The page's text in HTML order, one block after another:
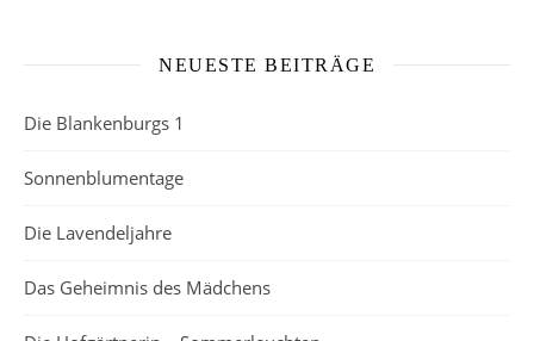
NEUESTE BEITRÄGE
Die Blankenburgs 1
Sonnenblumentage
Die Lavendeljahre
Das Geheimnis des Mädchens